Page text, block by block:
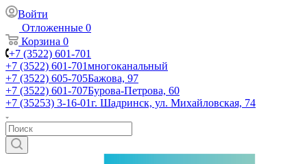
Войти
Отложенные 0
Корзина 0
+7 (3522) 601-701
+7 (3522) 601-701многоканальный
+7 (3522) 605-705Бажова, 97
+7 (3522) 601-707Бурова-Петрова, 60
+7 (35253) 3-16-01г. Шадринск, ул. Михайловская, 74